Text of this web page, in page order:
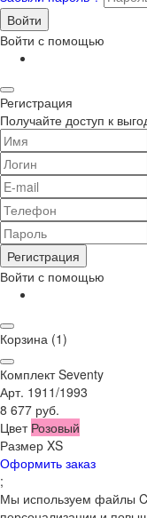
Войти
Войти с помощью
Регистрация
Получайте доступ к
Регистрация
Войти с помощью
Корзина (1)
Комплект Seventy
Арт. 1911/1993
8 677 руб.
Цвет Розовый
Размер XS
Оформить заказ
;
Мы используем файлы